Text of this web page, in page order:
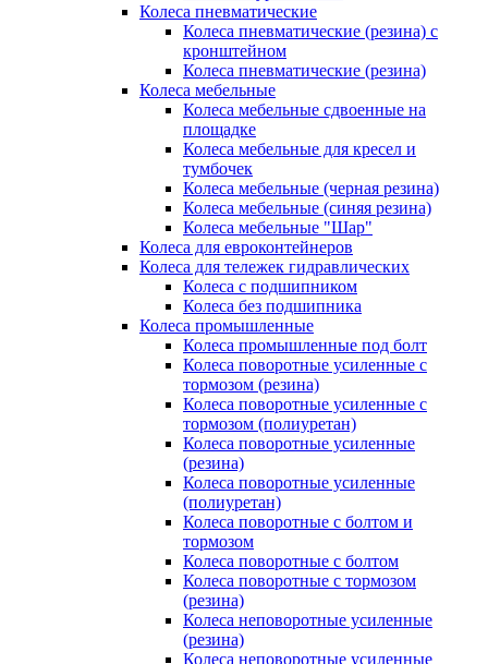
Колеса пневматические
Колеса пневматические (резина) с
кронштейном
Колеса пневматические (резина)
Колеса мебельные
Колеса мебельные сдвоенные на
площадке
Колеса мебельные для кресел и
тумбочек
Колеса мебельные (черная резина)
Колеса мебельные (синяя резина)
Колеса мебельные "Шар"
Колеса для евроконтейнеров
Колеса для тележек гидравлических
Колеса с подшипником
Колеса без подшипника
Колеса промышленные
Колеса промышленные под болт
Колеса поворотные усиленные с
тормозом (резина)
Колеса поворотные усиленные с
тормозом (полиуретан)
Колеса поворотные усиленные
(резина)
Колеса поворотные усиленные
(полиуретан)
Колеса поворотные с болтом и
тормозом
Колеса поворотные с болтом
Колеса поворотные c тормозом
(резина)
Колеса неповоротные усиленные
(резина)
Колеса неповоротные усиленные